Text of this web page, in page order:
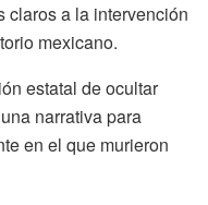
claros a la intervención
mexicano.
estatal de ocultar
narrativa para
en el que murieron